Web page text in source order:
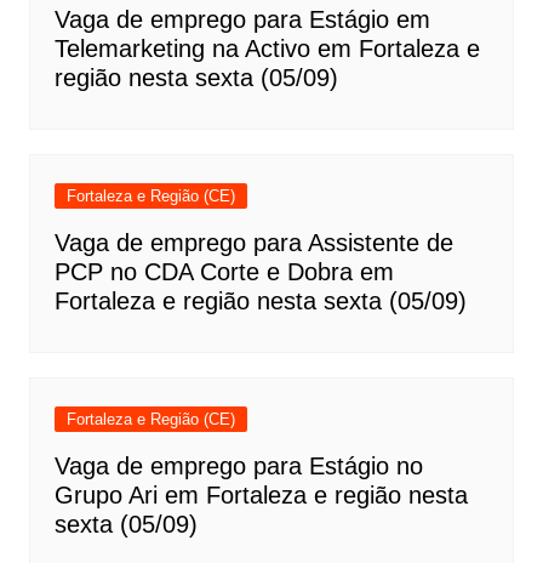
Vaga de emprego para Estágio em
Telemarketing na Activo em Fortaleza e
região nesta sexta (05/09)
Fortaleza e Região (CE)
Vaga de emprego para Assistente de
PCP no CDA Corte e Dobra em
Fortaleza e região nesta sexta (05/09)
Fortaleza e Região (CE)
Vaga de emprego para Estágio no
Grupo Ari em Fortaleza e região nesta
sexta (05/09)